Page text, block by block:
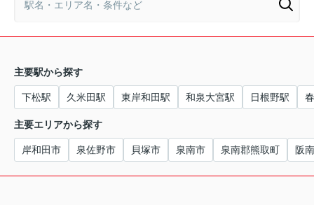
主要駅から探す
下松駅 久米田駅 東岸和田駅 和泉大宮駅 日根野駅
主要エリアから探す
岸和田市 泉佐野市 貝塚市 泉南市 泉南郡熊取町 阪